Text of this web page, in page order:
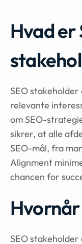
Hvad er
SEO
relevante
om SEO-
sikrer, at alle
SEO-mål, fra
Alignment
chancen for
SEO